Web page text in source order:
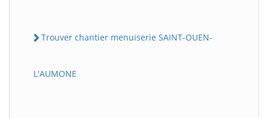
Trouver chantier menuiserie SAINT-OUEN-
L'AUMONE